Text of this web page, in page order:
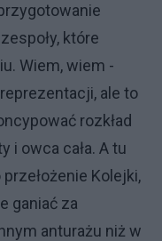
które
Wiem, wiem -
ale to
rozkład
i owca cała. A tu
Kolejki,
ganiać za
anturażu niż w